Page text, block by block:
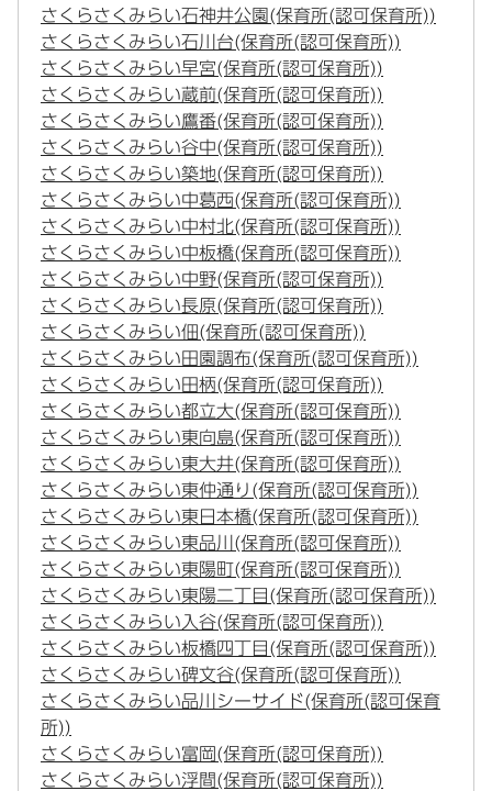
さくらさくみらい石神井公園(保育所(認可保育所))
さくらさくみらい石川台(保育所(認可保育所))
さくらさくみらい早宮(保育所(認可保育所))
さくらさくみらい蔵前(保育所(認可保育所))
さくらさくみらい鷹番(保育所(認可保育所))
さくらさくみらい谷中(保育所(認可保育所))
さくらさくみらい築地(保育所(認可保育所))
さくらさくみらい中葛西(保育所(認可保育所))
さくらさくみらい中村北(保育所(認可保育所))
さくらさくみらい中板橋(保育所(認可保育所))
さくらさくみらい中野(保育所(認可保育所))
さくらさくみらい長原(保育所(認可保育所))
さくらさくみらい佃(保育所(認可保育所))
さくらさくみらい田園調布(保育所(認可保育所))
さくらさくみらい田柄(保育所(認可保育所))
さくらさくみらい都立大(保育所(認可保育所))
さくらさくみらい東向島(保育所(認可保育所))
さくらさくみらい東大井(保育所(認可保育所))
さくらさくみらい東仲通り(保育所(認可保育所))
さくらさくみらい東日本橋(保育所(認可保育所))
さくらさくみらい東品川(保育所(認可保育所))
さくらさくみらい東陽町(保育所(認可保育所))
さくらさくみらい東陽二丁目(保育所(認可保育所))
さくらさくみらい入谷(保育所(認可保育所))
さくらさくみらい板橋四丁目(保育所(認可保育所))
さくらさくみらい碑文谷(保育所(認可保育所))
さくらさくみらい品川シーサイド(保育所(認可保育
所))
さくらさくみらい富岡(保育所(認可保育所))
さくらさくみらい浮間(保育所(認可保育所))